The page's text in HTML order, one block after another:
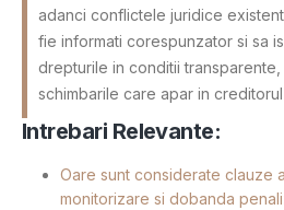
adanci conflictele juridice
fie informati corespunzator si sa
drepturile in conditii
schimbarile care apar in
Intrebari Relevante:
Oare sunt considerate clauze
monitorizare si dobanda